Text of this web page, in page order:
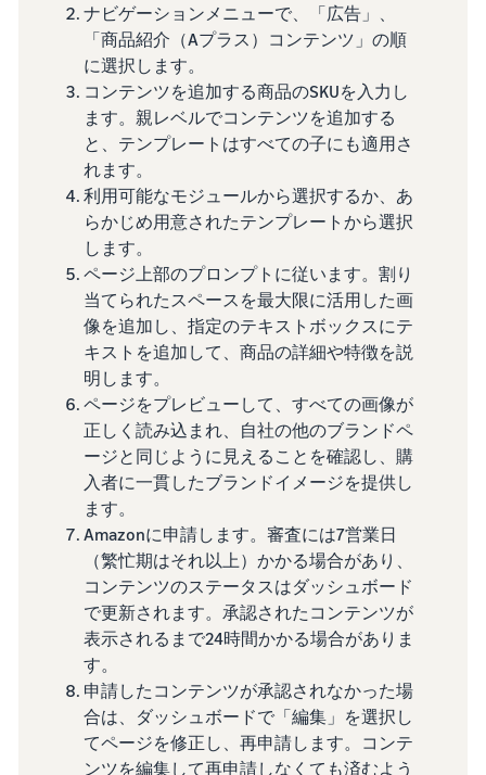
ナビゲーションメニューで、「広告」、
「商品紹介（Aプラス）コンテンツ」の順
に選択します。
コンテンツを追加する商品のSKUを入力し
ます。親レベルでコンテンツを追加する
と、テンプレートはすべての子にも適用さ
れます。
利用可能なモジュールから選択するか、あ
らかじめ用意されたテンプレートから選択
します。
ページ上部のプロンプトに従います。割り
当てられたスペースを最大限に活用した画
像を追加し、指定のテキストボックスにテ
キストを追加して、商品の詳細や特徴を説
明します。
ページをプレビューして、すべての画像が
正しく読み込まれ、自社の他のブランドペ
ージと同じように見えることを確認し、購
入者に一貫したブランドイメージを提供し
ます。
Amazonに申請します。審査には7営業日
（繁忙期はそれ以上）かかる場合があり、
コンテンツのステータスはダッシュボード
で更新されます。承認されたコンテンツが
表示されるまで24時間かかる場合がありま
す。
申請したコンテンツが承認されなかった場
合は、ダッシュボードで「編集」を選択し
てページを修正し、再申請します。コンテ
ンツを編集して再申請しなくても済むよう